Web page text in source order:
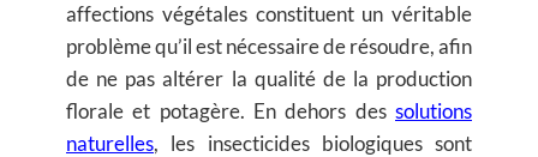
affections végétales constituent un véritable
problème qu’il est nécessaire de résoudre, afin
de ne pas altérer la qualité de la production
florale et potagère. En dehors des solutions
naturelles, les insecticides biologiques sont